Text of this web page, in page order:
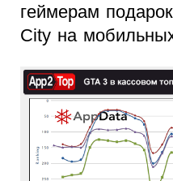
геймерам
City на